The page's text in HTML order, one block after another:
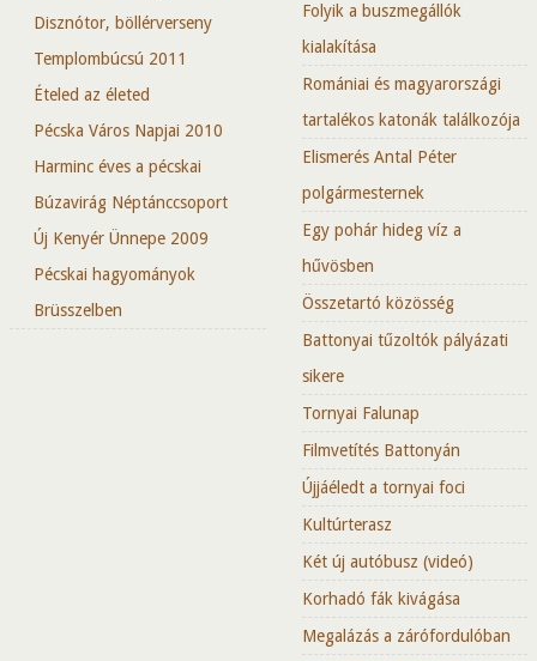
Disznótor, böllérverseny
Templombúcsú 2011
Ételed az életed
Pécska Város Napjai 2010
Harminc éves a pécskai
Búzavirág Néptánccsoport
Új Kenyér Ünnepe 2009
Pécskai hagyományok
Brüsszelben
Folyik a buszmegállók
kialakítása
Romániai és magyarországi
tartalékos katonák találkozója
Elismerés Antal Péter
polgármesternek
Egy pohár hideg víz a
hűvösben
Összetartó közösség
Battonyai tűzoltók pályázati
sikere
Tornyai Falunap
Filmvetítés Battonyán
Újjáéledt a tornyai foci
Kultúrterasz
Két új autóbusz (videó)
Korhadó fák kivágása
Megalázás a zárófordulóban